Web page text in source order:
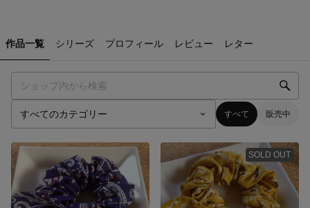
作品一覧 シリーズ プロフィール レビュー レター
すべて 販売中
SOLD OUT